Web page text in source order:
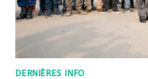
DERNIÈRES INFO